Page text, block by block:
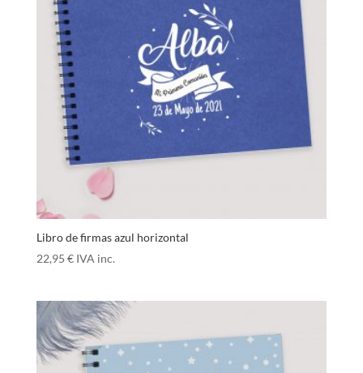
Libro de firmas azul horizontal
22,95 € IVA inc.